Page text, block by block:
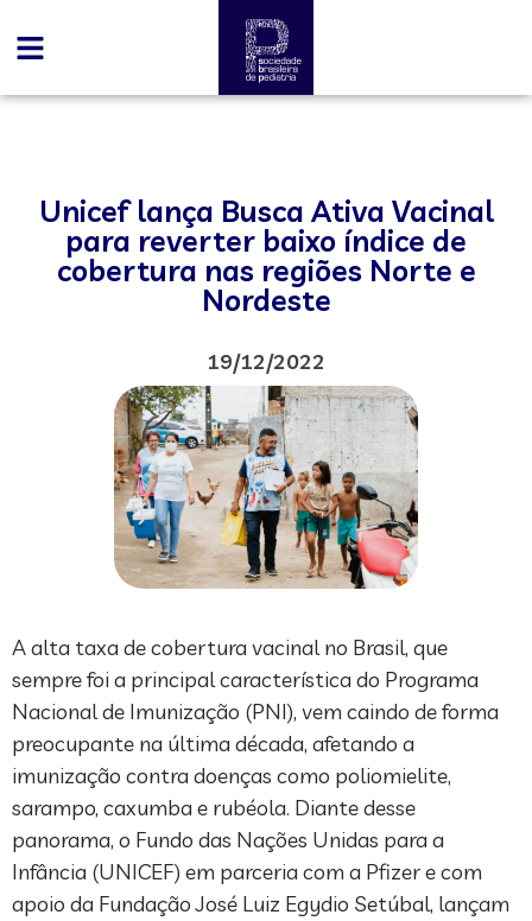
Unicef lança Busca Ativa Vacinal
para reverter baixo índice de
cobertura nas regiões Norte e
Nordeste
19/12/2022
A alta taxa de cobertura vacinal no Brasil, que
sempre foi a principal característica do Programa
Nacional de Imunização (PNI), vem caindo de forma
preocupante na última década, afetando a
imunização contra doenças como poliomielite,
sarampo, caxumba e rubéola. Diante desse
panorama, o Fundo das Nações Unidas para a
Infância (UNICEF) em parceria com a Pfizer e com
apoio da Fundação José Luiz Egydio Setúbal, lançam